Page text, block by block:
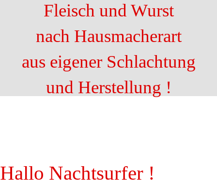
Fleisch und Wurst
nach Hausmacherart
aus eigener Schlachtung
und Herstellung !
Hallo Nachtsurfer !